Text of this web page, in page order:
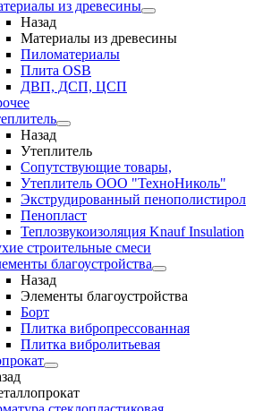
из древесины
Назад
Материалы из древесины
Пиломатериалы
Плита OSB
ДВП, ДСП, ЦСП
Назад
Утеплитель
Сопутствующие товары,
Утеплитель ООО "ТехноНиколь"
Экструдированный пенополистирол
Пенопласт
Теплозвукоизоляция Knauf Insulation
строительные смеси
благоустройства
Назад
Элементы благоустройства
Борт
Плитка вибропрессованная
Плитка вибролитьевая